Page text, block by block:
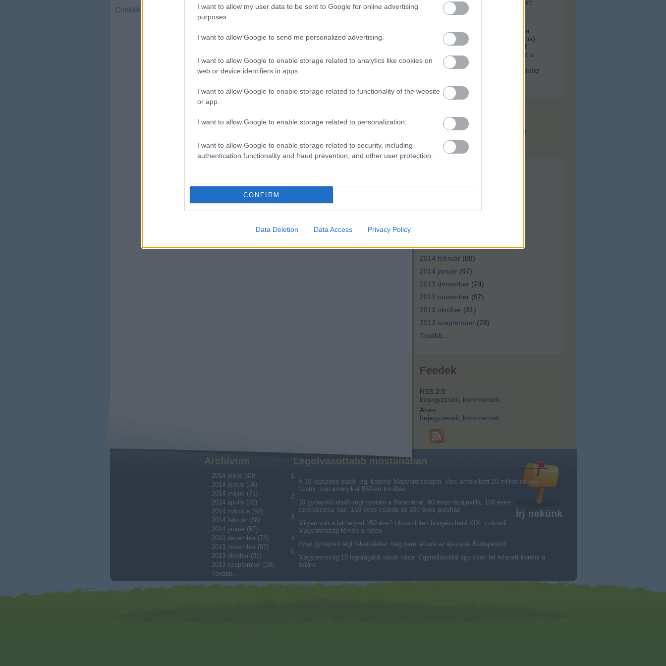
I want to allow my user data to be sent to Google for online advertising
purposes.
I want to allow Google to send me personalized advertising.
I want to allow Google to enable storage related to analytics like cookies on
web or device identifiers in apps.
I want to allow Google to enable storage related to functionality of the website
or app.
I want to allow Google to enable storage related to personalization.
I want to allow Google to enable storage related to security, including
authentication functionality and fraud prevention, and other user protection.
CONFIRM
Data Deletion Data Access Privacy Policy
Címkék: thököly út tabán i. ker xiv. ker bosnyák tér
szöktettek, majd a szesztilalom alatt
italt mértek egy most feltárt, tiktos
Zoltán Hoffer:
Keresek egy fotót a
VIII. Ker.Gólya utca 38(Bókay János)
alatti kocsmáról, Scheuring József
Ilyen lesz a
zöld Nyugati. Különös párhuzam:
amerre a WestBalkan járt, arra mindig
Nincs megjeleníthető
elem
2014 február (88)
2014 január (97)
2013 december (74)
2013 november (97)
2013 október (31)
2013 szeptember (28)
Tovább
Feedek
RSS 2.0
bejegyzések
kommentek
Atom
bejegyzések
kommentek
Archívum
2014 július (43)
2014 június (56)
2014 május (71)
2014 április (92)
2014 március (92)
2014 február (88)
2014 január (97)
2013 december (74)
2013 november (97)
2013 október (31)
2013 szeptember (28)
Tovább...
Legolvasottabb mostanában
A 10 legszebb eladó régi kastély Magyarországon. Van, amelyikért 20 milliót se kell
fizetni, van amelyiket 950-ért kínálják
10 gyönyörű eladó régi nyaraló a Balatonnál. 80 éves dizájnvilla, 100 éves
szecessziós ház, 150 éves csárda és 200 éves présház
Milyen volt a lakhelyed 150 éve? Utcaszinten böngészhető XIX. századi
Magyarország-térkép a neten
Ilyen gyönyörű légi felvételeket még nem láttam az éjszakai Budapestről
Magyarország 10 legdrágább eladó háza. Egymilliárddal épp csak fel lehetett kerülni a
listára